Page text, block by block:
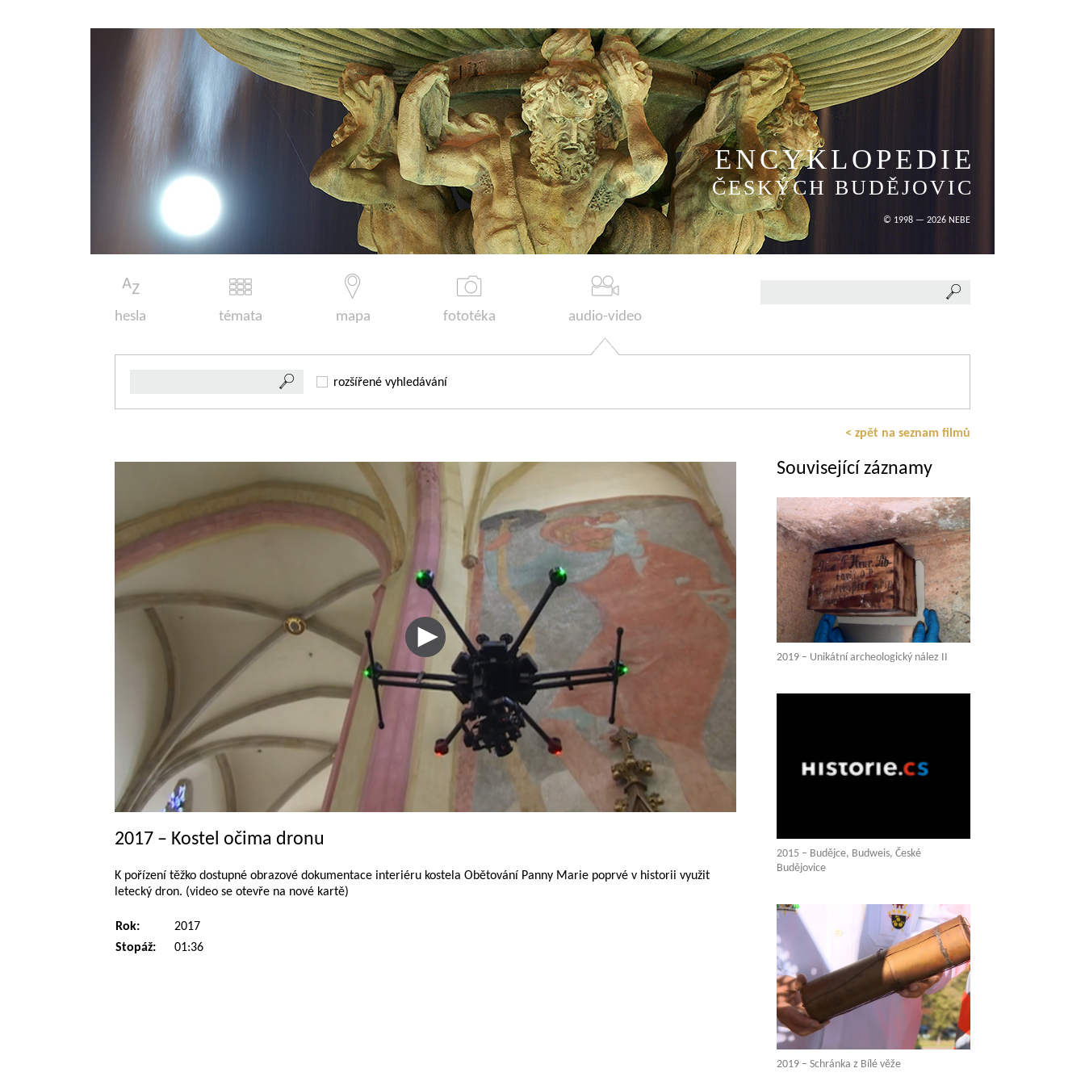
ENCYKLOPEDIE
ČESKÝCH BUDĚJOVIC
© 1998 — 2026 NEBE
hesla témata mapa fototéka audio-video
rozšířené vyhledávání
< zpět na seznam filmů
2017 – Kostel očima dronu
K pořízení těžko dostupné obrazové dokumentace interiéru kostela Obětování Panny Marie poprvé v historii využit
letecký dron. (video se otevře na nové kartě)
Rok:
2017
Stopáž:
01:36
Související záznamy
2019 – Unikátní archeologický nález II
2015 – Budějce, Budweis, České
Budějovice
2019 – Schránka z Bílé věže